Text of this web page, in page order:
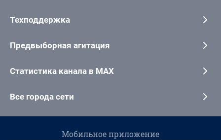
Техподдержка
Предвыборная агитация
Статистика канала в MAX
Все города сети
Мобильное приложение